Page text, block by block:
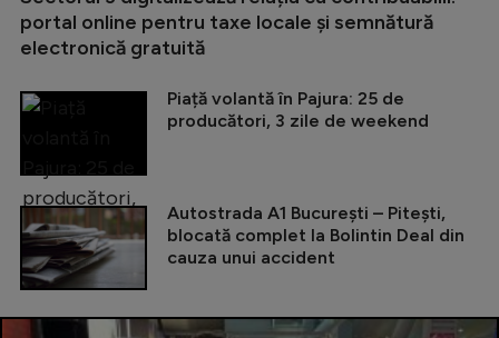
portal online pentru taxe locale și semnătură
electronică gratuită
Piață volantă în Pajura: 25 de
producători, 3 zile de weekend
Autostrada A1 București – Pitești,
blocată complet la Bolintin Deal din
cauza unui accident